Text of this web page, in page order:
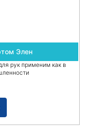
Элен
рук применим как в